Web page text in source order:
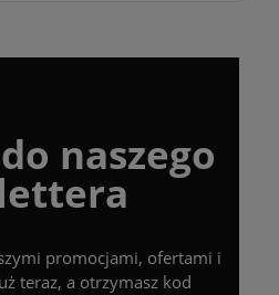
naszego
promocjami, ofertami i
teraz, a otrzymasz kod